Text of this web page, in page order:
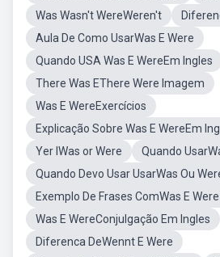
Was Wasn't WereWeren't
Aula De Como UsarWas E Were
Quando USA Was E WereEm Ingles
There Was EThere Were Imagem
Was E WereExercícios
Explicação Sobre Was E WereEm
Yer IWas or Were
Quando
Quando Devo Usar UsarWas Ou
Exemplo De Frases ComWas E
Was E WereConjulgação Em Ingles
Diferenca DeWennt E Were